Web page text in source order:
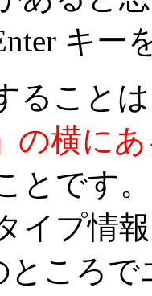
キー
ること
の横に
とです
イプ情
ところ